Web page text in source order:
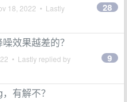
18, 2022 • Lastly
28
效果越差的？
• Lastly replied by 9
有解不？